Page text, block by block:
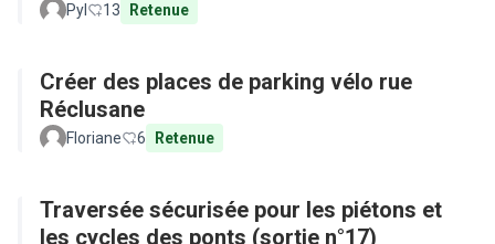
Pyl 13 Retenue
Créer des places de parking vélo rue
Réclusane
Floriane 6 Retenue
Traversée sécurisée pour les piétons et
les cycles des ponts (sortie n°17)